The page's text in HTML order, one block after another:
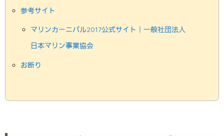
参考サイト
マリンカーニバル2017公式サイト｜一般社団法人
日本マリン事業協会
お断り